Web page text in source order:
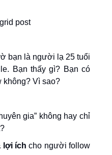
post
bạn là người lạ 25 tuổi
Bạn thấy gì? Bạn có
không? Vì sao?
gia” không hay chỉ
lợi ích cho người follow